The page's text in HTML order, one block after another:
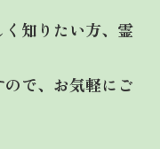
知りたい方、霊
で、お気軽にご